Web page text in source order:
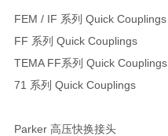
FEM / IF 系列 Quick Couplings
FF 系列 Quick Couplings
TEMA FF系列 Quick Couplings
71 系列 Quick Couplings
Parker 高压快换接头